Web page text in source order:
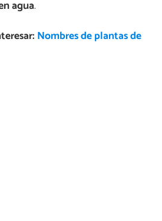
agua.
Nombres de plantas de